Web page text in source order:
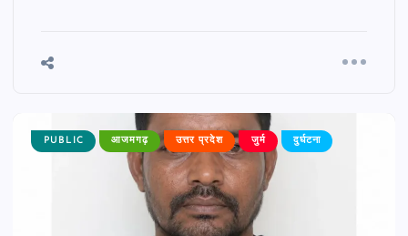
PUBLIC आजमगढ़ उत्तर प्रदेश जुर्म दुर्घटना